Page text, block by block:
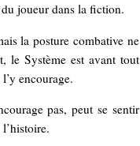
joueur dans la fiction.
la posture combative ne
le Système est avant tout
encourage.
pas, peut se sentir